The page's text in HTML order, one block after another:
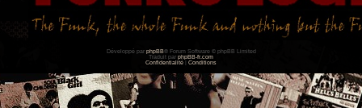
Développé par phpBB® Forum Software © phpBB Limited
Traduit par phpBB-fr.com
Confidentialité | Conditions